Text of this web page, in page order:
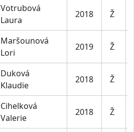
Votrubová
Laura
2018 Ž
Maršounová
Lori
2019 Ž
Duková
Klaudie
2018 Ž
Cihelková
Valerie
2018 Ž